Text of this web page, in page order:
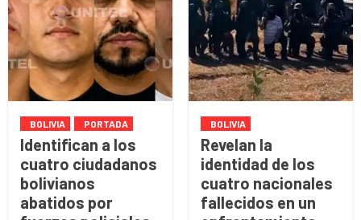
BOLIVIA PORTADA
Identifican a los
cuatro ciudadanos
bolivianos
abatidos por
BOLIVIA
Revelan la
identidad de los
cuatro nacionales
fallecidos en un